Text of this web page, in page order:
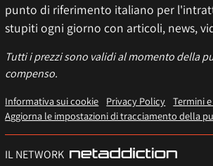
punto di riferimento italiano per
stupiti ogni giorno con articoli, news,
Tutti i prezzi sono validi al momento della
compenso.
Informativa sui cookie Privacy Policy Termini
Aggiorna le impostazioni di tracciamento della
IL NETWORK